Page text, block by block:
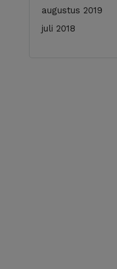
augustus 2019
juli 2018